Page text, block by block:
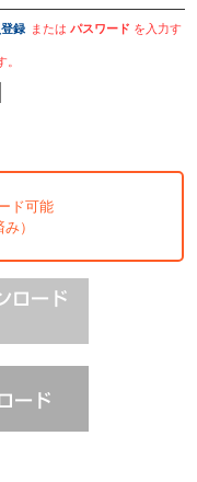
録 またはパスワード を入力す
ド可能
）